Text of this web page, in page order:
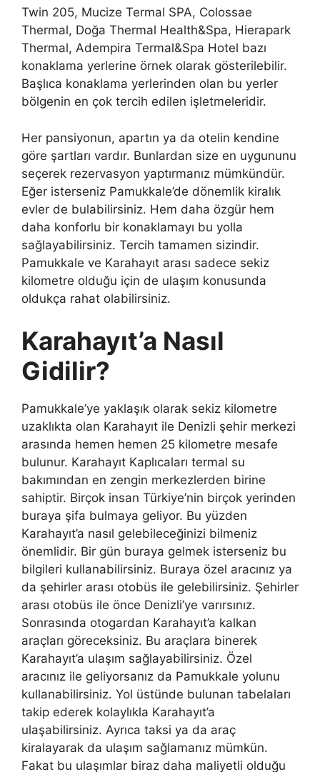
Twin 205, Mucize Termal SPA, Colossae
Thermal, Doğa Thermal Health&Spa, Hierapark
Thermal, Adempira Termal&Spa Hotel bazı
konaklama yerlerine örnek olarak gösterilebilir.
Başlıca konaklama yerlerinden olan bu yerler
bölgenin en çok tercih edilen işletmeleridir.
Her pansiyonun, apartın ya da otelin kendine
göre şartları vardır. Bunlardan size en uygununu
seçerek rezervasyon yaptırmanız mümkündür.
Eğer isterseniz Pamukkale’de dönemlik kiralık
evler de bulabilirsiniz. Hem daha özgür hem
daha konforlu bir konaklamayı bu yolla
sağlayabilirsiniz. Tercih tamamen sizindir.
Pamukkale ve Karahayıt arası sadece sekiz
kilometre olduğu için de ulaşım konusunda
oldukça rahat olabilirsiniz.
Karahayıt’a Nasıl
Gidilir?
Pamukkale’ye yaklaşık olarak sekiz kilometre
uzaklıkta olan Karahayıt ile Denizli şehir merkezi
arasında hemen hemen 25 kilometre mesafe
bulunur. Karahayıt Kaplıcaları termal su
bakımından en zengin merkezlerden birine
sahiptir. Birçok insan Türkiye’nin birçok yerinden
buraya şifa bulmaya geliyor. Bu yüzden
Karahayıt’a nasıl gelebileceğinizi bilmeniz
önemlidir. Bir gün buraya gelmek isterseniz bu
bilgileri kullanabilirsiniz. Buraya özel aracınız ya
da şehirler arası otobüs ile gelebilirsiniz. Şehirler
arası otobüs ile önce Denizli’ye varırsınız.
Sonrasında otogardan Karahayıt’a kalkan
araçları göreceksiniz. Bu araçlara binerek
Karahayıt’a ulaşım sağlayabilirsiniz. Özel
aracınız ile geliyorsanız da Pamukkale yolunu
kullanabilirsiniz. Yol üstünde bulunan tabelaları
takip ederek kolaylıkla Karahayıt’a
ulaşabilirsiniz. Ayrıca taksi ya da araç
kiralayarak da ulaşım sağlamanız mümkün.
Fakat bu ulaşımlar biraz daha maliyetli olduğu